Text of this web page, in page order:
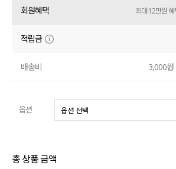
셔츠
원피스
니트
회원혜택 최대 12만원 혜
적립금
배송비 3,000원
옵션
총 상품 금액